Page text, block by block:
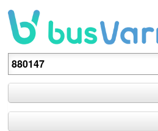
Потърсете спирка или линия.